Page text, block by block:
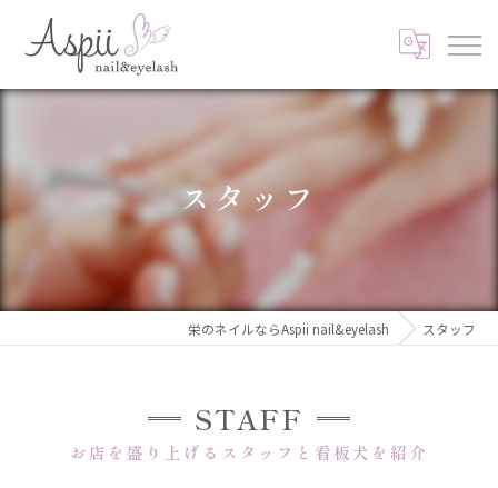
スタッフ
栄のネイルならAspii nail&eyelash スタッフ
お店を盛り上げるスタッフと看板犬を紹介
STAFF